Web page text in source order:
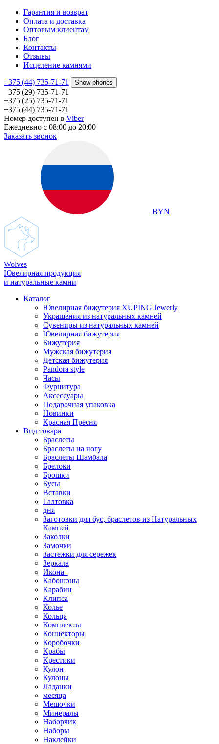
Гарантия и возврат
Оплата и доставка
Оптовым клиентам
Блог
Контакты
Отзывы
Исцеление камнями
+375 (44) 735-71-71 Show phones
+375 (29) 735-71-71
+375 (25) 735-71-71
+375 (44) 735-71-71
Номер доступен в Viber
Ежедневно с 08:00 до 20:00
Заказать звонок
BYN
Wolves
Ювелирная продукция
и натуральные камни
Каталог
Ювелирная бижутерия XUPING Jewerly
Украшения из натуральных камней
Сувениры из натуральных камней
Ювелирная бижутерия
Бижутерия
Мужская бижутерия
Детская бижутерия
Pandora style
Часы
Фурнитура
Аксеcсуары
Подарочная упаковка
Новинки
Красная Пресня
Вид товара
Браслеты
Браслеты на ногу
Браслеты Шамбала
Брелоки
Брошки
Бусы
Вставки
Галтовка
дня
Заготовки для бус, браслетов из Натуральных
Камней
Заколки
Замочки
Застежки для сережек
Зеркала
Икона
Кабошоны
Карабин
Клипса
Колье
Кольца
Комплекты
Коннекторы
Коробочки
Крабы
Крестики
Кулон
Кулоны
Ладанки
месяца
Мешочки
Минералы
Наборчик
Наборы
Наклейки